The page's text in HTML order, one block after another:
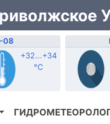
08
+32...+34
°C